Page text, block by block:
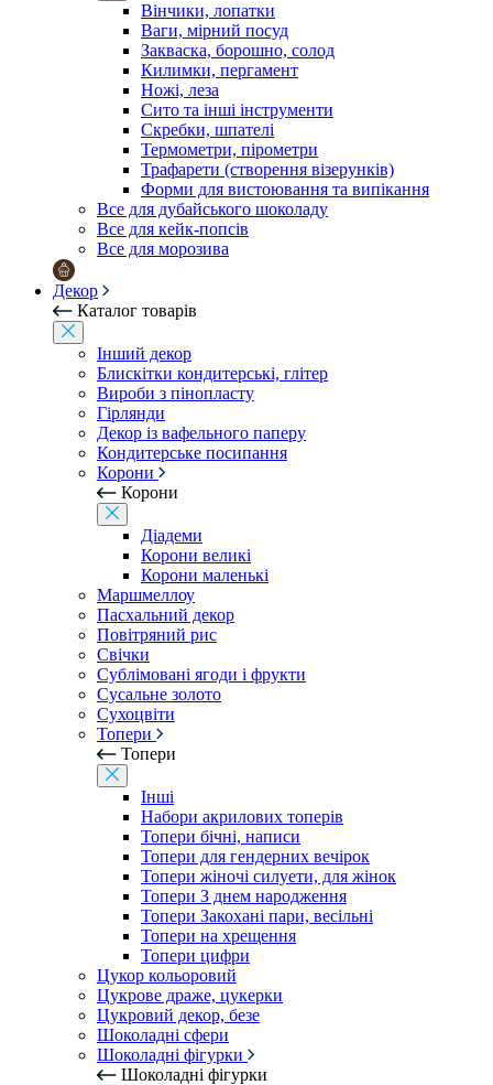
Вінчики, лопатки
Ваги, мірний посуд
Закваска, борошно, солод
Килимки, пергамент
Ножі, леза
Сито та інші інструменти
Скребки, шпателі
Термометри, пірометри
Трафарети (створення візерунків)
Форми для вистоювання та випікання
Все для дубайського шоколаду
Все для кейк-попсів
Все для морозива
Декор
Каталог товарів
Інший декор
Блискітки кондитерські, глітер
Вироби з пінопласту
Гірлянди
Декор із вафельного паперу
Кондитерське посипання
Корони
Корони
Діадеми
Корони великі
Корони маленькі
Маршмеллоу
Пасхальний декор
Повітряний рис
Свічки
Сублімовані ягоди і фрукти
Сусальне золото
Сухоцвіти
Топери
Топери
Інші
Набори акрилових топерів
Топери бічні, написи
Топери для гендерних вечірок
Топери жіночі силуети, для жінок
Топери З днем ​​народження
Топери Закохані пари, весільні
Топери на хрещення
Топери цифри
Цукор кольоровий
Цукрове драже, цукерки
Цукровий декор, безе
Шоколадні сфери
Шоколадні фігурки
Шоколадні фігурки